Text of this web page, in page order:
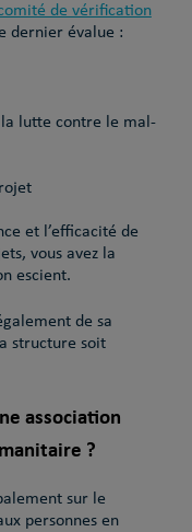
de vérification
dernier évalue :
lutte contre le mal-
et l’efficacité de
vous avez la
escient.
de sa
structure soit
association
?
sur le
personnes en